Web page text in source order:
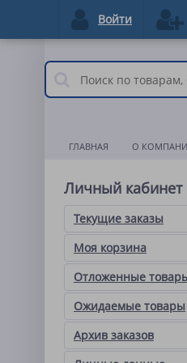
ГЛАВНАЯ О
Личный кабинет
Текущие заказы
Моя корзина
Отложенные
Ожидаемые товары
Архив заказов
Войти